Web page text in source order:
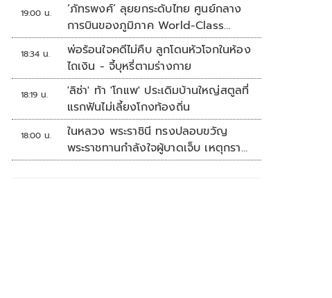
19:00 น.
‘ภัทรพงศ์’ ลุยยกระดับไทย ศูนย์กลาง
การบินของภูมิภาค World-Class
Aviation Hub | ห้องข่าวไทยโพสต์สุด
สัปดาห์
18:34 น.
พ่อร้อนใจคดีไม่คืบ ลูกโดนหัวโจกในห้อง
ไถเงิน - จี้บุหรี่ตามร่างกาย
18:19 น.
'ลิซ่า' ท้า 'โกแพ' ประเดิมบ้านใหญ่สตูลที่
แรกฟันไม่เลี้ยงโกงท้องถิ่น
18:00 น.
ในหลวง พระราชินี ทรงปลอบขวัญ
พระราชทานกำลังใจผู้บาดเจ็บ เหตุกราด
ยิง รร.เทพศิรินทร์นนทบุรี